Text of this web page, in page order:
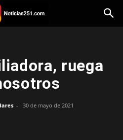
ruega
- 30 de mayo de 2021